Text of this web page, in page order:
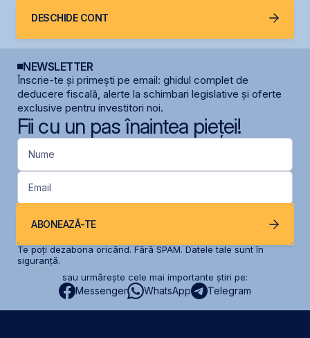
DESCHIDE CONT
NEWSLETTER
Înscrie-te și primești pe email: ghidul complet de
deducere fiscală, alerte la schimbari legislative și oferte
exclusive pentru investitori noi.
Fii cu un pas înaintea pieței!
Nume
Email
ABONEAZĂ-TE
Te poți dezabona oricând. Fără SPAM. Datele tale sunt în
siguranță.
sau urmărește cele mai importante știri pe:
Messenger WhatsApp Telegram